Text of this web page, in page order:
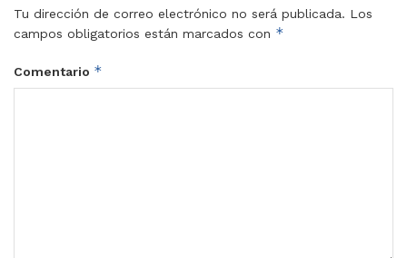
Tu dirección de correo electrónico no será publicada. Los
campos obligatorios están marcados con *
Comentario *